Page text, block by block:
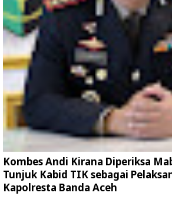
Kombes Andi Kirana Diperiksa
Tunjuk Kabid TIK sebagai
Kapolresta Banda Aceh